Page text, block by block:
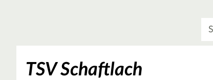
TSV Schaftlach